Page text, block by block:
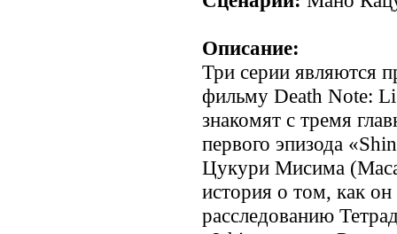
Описание:
Три серии являются
фильму Death Note:
знакомят с тремя
первого эпизода
Цукури Мисима
история о том, как
расследованию